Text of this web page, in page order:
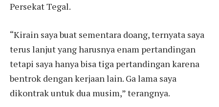
Persekat Tegal.
“Kirain saya buat sementara doang, ternyata saya
terus lanjut yang harusnya enam pertandingan
tetapi saya hanya bisa tiga pertandingan karena
bentrok dengan kerjaan lain. Ga lama saya
dikontrak untuk dua musim,” terangnya.